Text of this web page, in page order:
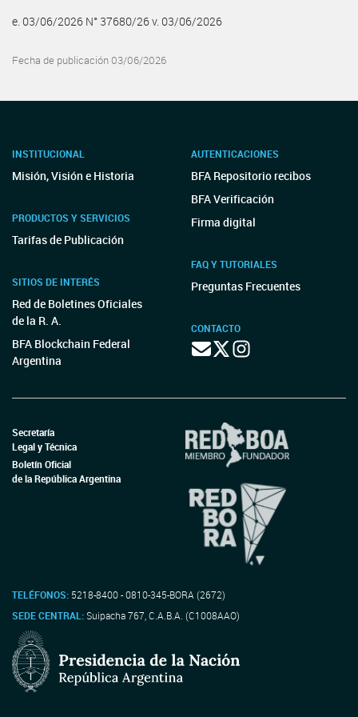
e. 03/06/2026 N° 37680/26 v. 03/06/2026
Fecha de publicación 03/06/2026
INSTITUCIONAL
Misión, Visión e Historia
PRODUCTOS Y SERVICIOS
Tarifas de Publicación
SITIOS DE INTERÉS
Red de Boletines Oficiales
de la R. A.
BFA Blockchain Federal
Argentina
AUTENTICACIONES
BFA Repositorio recibos
BFA Verificación
Firma digital
FAQ Y TUTORIALES
Preguntas Frecuentes
CONTACTO
Secretaría
Legal y Técnica
Boletín Oficial
de la República Argentina
TELÉFONOS: 5218-8400 - 0810-345-BORA (2672)
SEDE CENTRAL:Suipacha 767, C.A.B.A. (C1008AAO)